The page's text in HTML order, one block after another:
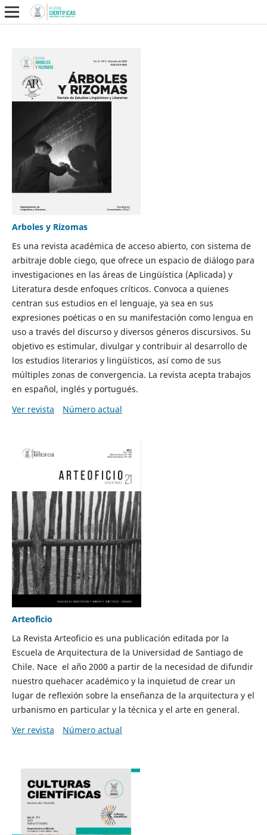
Arboles y Rizomas
Es una revista académica de acceso abierto, con sistema de
arbitraje doble ciego, que ofrece un espacio de diálogo para
investigaciones en las áreas de Lingüística (Aplicada) y
Literatura desde enfoques críticos. Convoca a quienes
centran sus estudios en el lenguaje, ya sea en sus
expresiones poéticas o en su manifestación como lengua en
uso a través del discurso y diversos géneros discursivos. Su
objetivo es estimular, divulgar y contribuir al desarrollo de
los estudios literarios y lingüísticos, así como de sus
múltiples zonas de convergencia. La revista acepta trabajos
en español, inglés y portugués.
Ver revista
Número actual
Arteoficio
La Revista Arteoficio es una publicación editada por la
Escuela de Arquitectura de la Universidad de Santiago de
Chile. Nace el año 2000 a partir de la necesidad de difundir
nuestro quehacer académico y la inquietud de crear un
lugar de reflexión sobre la enseñanza de la arquitectura y el
urbanismo en particular y la técnica y el arte en general.
Ver revista
Número actual